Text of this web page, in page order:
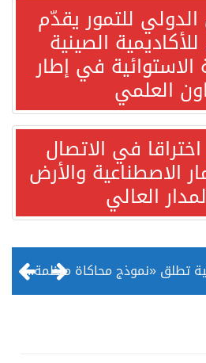
للتمور يقدّم
الصينية
الاستوائية في إطار
العلمي
في الاتصال
الاصطناعية والأرض
العالي
منظمة المرأة العربية تطلق «نموذج محاكاة منظمة المرأة العربية للشباب» بمشاركة 10 دول عربية..غدًا